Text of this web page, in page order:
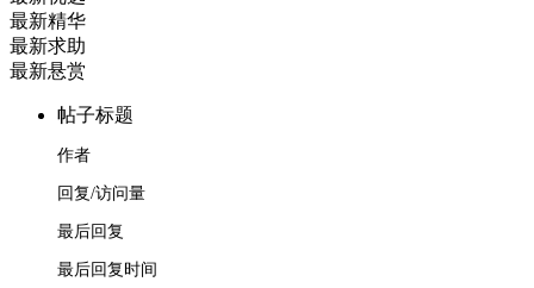
最新精华
最新求助
最新悬赏
帖子标题
作者
回复/访问量
最后回复
最后回复时间